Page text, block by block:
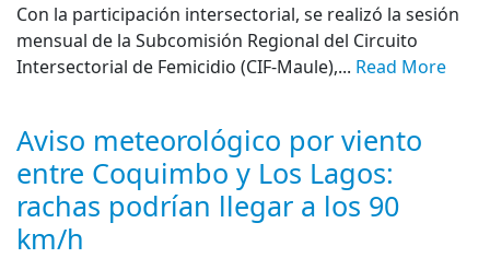
Con la participación intersectorial, se realizó la sesión
mensual de la Subcomisión Regional del Circuito
Intersectorial de Femicidio (CIF-Maule),... Read More
Aviso meteorológico por viento
entre Coquimbo y Los Lagos:
rachas podrían llegar a los 90
km/h